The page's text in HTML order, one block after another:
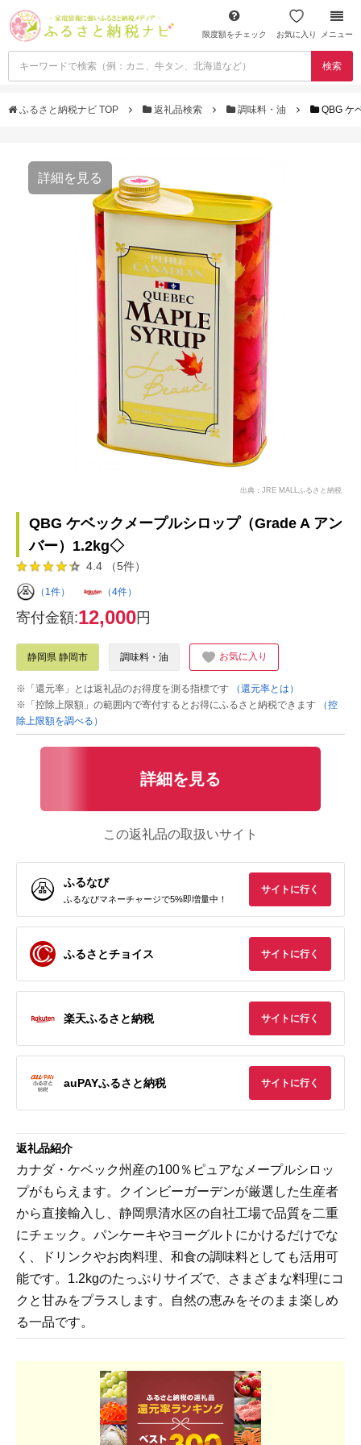
限度額をチェック お気に入り メニュー
検索
ふるさと納税ナビ TOP 返礼品検索 調味料・油 QBG ケ
詳細を見る
出典：JRE MALLふるさと納税
QBG ケベックメープルシロップ（Grade A アン
バー）1.2kg◇
4.4 （5件）
（1件） （4件）
寄付金額:12,000円
静岡県 静岡市 調味料・油 お気に入り
※「還元率」とは返礼品のお得度を測る指標です
（還元率とは）
※「控除上限額」の範囲内で寄付するとお得にふるさと納税できます
（控
除上限額を調べる）
詳細を見る
この返礼品の取扱いサイト
ふるなび
ふるなびマネーチャージで5%即増量中！
サイトに行く
ふるさとチョイス サイトに行く
楽天ふるさと納税 サイトに行く
auPAYふるさと納税 サイトに行く
返礼品紹介
カナダ・ケベック州産の100％ピュアなメープルシロッ
プがもらえます。クインビーガーデンが厳選した生産者
から直接輸入し、静岡県清水区の自社工場で品質を二重
にチェック。パンケーキやヨーグルトにかけるだけでな
く、ドリンクやお肉料理、和食の調味料としても活用可
能です。1.2kgのたっぷりサイズで、さまざまな料理にコ
クと甘みをプラスします。自然の恵みをそのまま楽しめ
る一品です。